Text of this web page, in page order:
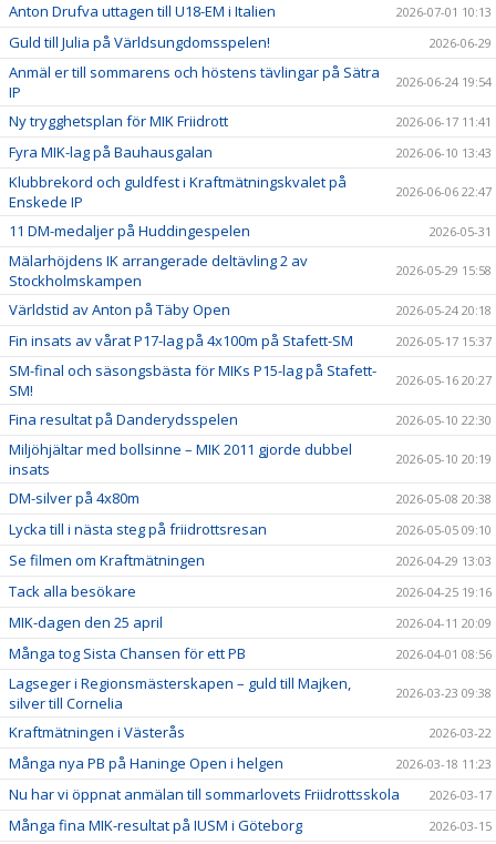
Anton Drufva uttagen till U18-EM i Italien 2026-07-01 10:13
Guld till Julia på Världsungdomsspelen! 2026-06-29
Anmäl er till sommarens och höstens tävlingar på Sätra
IP
2026-06-24 19:54
Ny trygghetsplan för MIK Friidrott 2026-06-17 11:41
Fyra MIK-lag på Bauhausgalan 2026-06-10 13:43
Klubbrekord och guldfest i Kraftmätningskvalet på
Enskede IP
2026-06-06 22:47
11 DM-medaljer på Huddingespelen 2026-05-31
Mälarhöjdens IK arrangerade deltävling 2 av
Stockholmskampen
2026-05-29 15:58
Världstid av Anton på Täby Open 2026-05-24 20:18
Fin insats av vårat P17-lag på 4x100m på Stafett-SM 2026-05-17 15:37
SM-final och säsongsbästa för MIKs P15-lag på Stafett-
SM!
2026-05-16 20:27
Fina resultat på Danderydsspelen 2026-05-10 22:30
Miljöhjältar med bollsinne – MIK 2011 gjorde dubbel
insats
2026-05-10 20:19
DM-silver på 4x80m 2026-05-08 20:38
Lycka till i nästa steg på friidrottsresan 2026-05-05 09:10
Se filmen om Kraftmätningen 2026-04-29 13:03
Tack alla besökare 2026-04-25 19:16
MIK-dagen den 25 april 2026-04-11 20:09
Många tog Sista Chansen för ett PB 2026-04-01 08:56
Lagseger i Regionsmästerskapen – guld till Majken,
silver till Cornelia
2026-03-23 09:38
Kraftmätningen i Västerås 2026-03-22
Många nya PB på Haninge Open i helgen 2026-03-18 11:23
Nu har vi öppnat anmälan till sommarlovets Friidrottsskola 2026-03-17
Många fina MIK-resultat på IUSM i Göteborg 2026-03-15